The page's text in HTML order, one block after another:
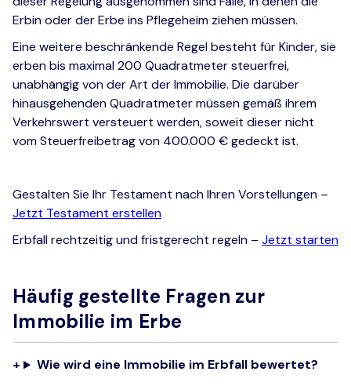
Erbin oder der Erbe ins Pflegeheim ziehen müssen.
Eine weitere beschränkende Regel besteht für Kinder, sie
erben bis maximal 200 Quadratmeter steuerfrei,
unabhängig von der Art der Immobilie. Die darüber
hinausgehenden Quadratmeter müssen gemäß ihrem
Verkehrswert versteuert werden, soweit dieser nicht
vom Steuerfreibetrag von 400.000 € gedeckt ist.
Gestalten Sie Ihr Testament nach Ihren Vorstellungen –
Jetzt Testament erstellen
Erbfall rechtzeitig und fristgerecht regeln – Jetzt starten
Häufig gestellte Fragen zur
Immobilie im Erbe
Wie wird eine Immobilie im Erbfall bewertet?